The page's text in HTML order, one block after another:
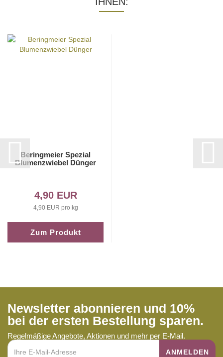
Beringmeier Spezial
Blumenzwiebel Dünger
4,90 EUR
4,90 EUR pro kg
Zum Produkt
Newsletter abonnieren und 10%
bei der ersten Bestellung sparen.
Regelmäßige Angebote, Aktionen und mehr per E-Mail.